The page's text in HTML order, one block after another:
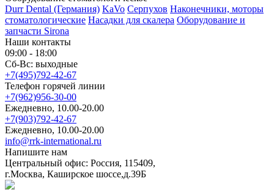
Durr Dental (Германия) KaVo Серпухов Наконечники, моторы
стоматологические Насадки для скалера Оборудование и
запчасти Sirona
Наши контакты
09:00 - 18:00
Сб-Вс: выходные
+7(495)792-42-67
Телефон горячей линии
+7(962)956-30-00
Ежедневно, 10.00-20.00
+7(903)792-42-67
Ежедневно, 10.00-20.00
info@rrk-international.ru
Напишите нам
Центральный офис: Россия, 115409,
г.Москва, Каширское шоссе,д.39Б